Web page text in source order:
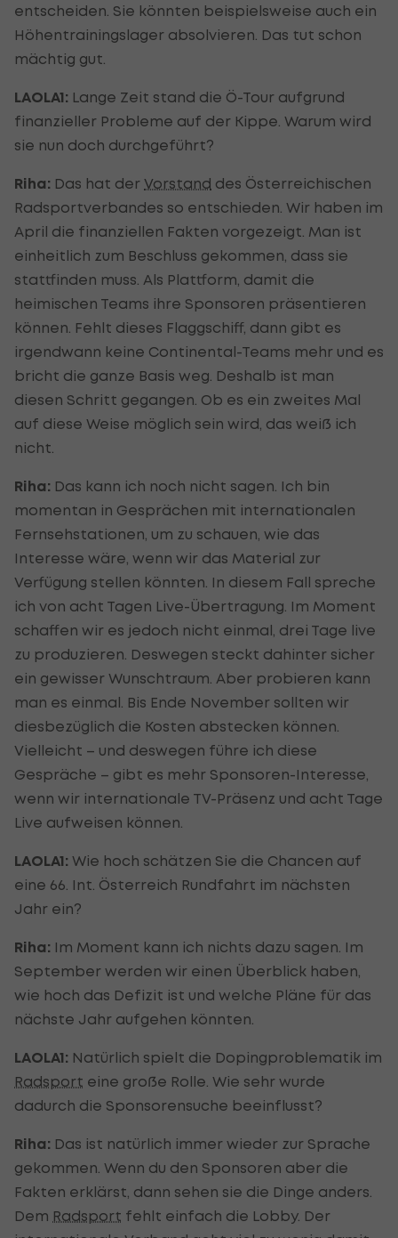
entscheiden. Sie könnten beispielsweise auch ein
Höhentrainingslager absolvieren. Das tut schon
mächtig gut.
LAOLA1: Lange Zeit stand die Ö-Tour aufgrund
finanzieller Probleme auf der Kippe. Warum wird
sie nun doch durchgeführt?
Riha: Das hat der Vorstand des Österreichischen
Radsportverbandes so entschieden. Wir haben im
April die finanziellen Fakten vorgezeigt. Man ist
einheitlich zum Beschluss gekommen, dass sie
stattfinden muss. Als Plattform, damit die
heimischen Teams ihre Sponsoren präsentieren
können. Fehlt dieses Flaggschiff, dann gibt es
irgendwann keine Continental-Teams mehr und es
bricht die ganze Basis weg. Deshalb ist man
diesen Schritt gegangen. Ob es ein zweites Mal
auf diese Weise möglich sein wird, das weiß ich
nicht.
Riha: Das kann ich noch nicht sagen. Ich bin
momentan in Gesprächen mit internationalen
Fernsehstationen, um zu schauen, wie das
Interesse wäre, wenn wir das Material zur
Verfügung stellen könnten. In diesem Fall spreche
ich von acht Tagen Live-Übertragung. Im Moment
schaffen wir es jedoch nicht einmal, drei Tage live
zu produzieren. Deswegen steckt dahinter sicher
ein gewisser Wunschtraum. Aber probieren kann
man es einmal. Bis Ende November sollten wir
diesbezüglich die Kosten abstecken können.
Vielleicht – und deswegen führe ich diese
Gespräche – gibt es mehr Sponsoren-Interesse,
wenn wir internationale TV-Präsenz und acht Tage
Live aufweisen können.
LAOLA1: Wie hoch schätzen Sie die Chancen auf
eine 66. Int. Österreich Rundfahrt im nächsten
Jahr ein?
Riha: Im Moment kann ich nichts dazu sagen. Im
September werden wir einen Überblick haben,
wie hoch das Defizit ist und welche Pläne für das
nächste Jahr aufgehen könnten.
LAOLA1: Natürlich spielt die Dopingproblematik im
Radsport eine große Rolle. Wie sehr wurde
dadurch die Sponsorensuche beeinflusst?
Riha: Das ist natürlich immer wieder zur Sprache
gekommen. Wenn du den Sponsoren aber die
Fakten erklärst, dann sehen sie die Dinge anders.
Dem Radsport fehlt einfach die Lobby. Der